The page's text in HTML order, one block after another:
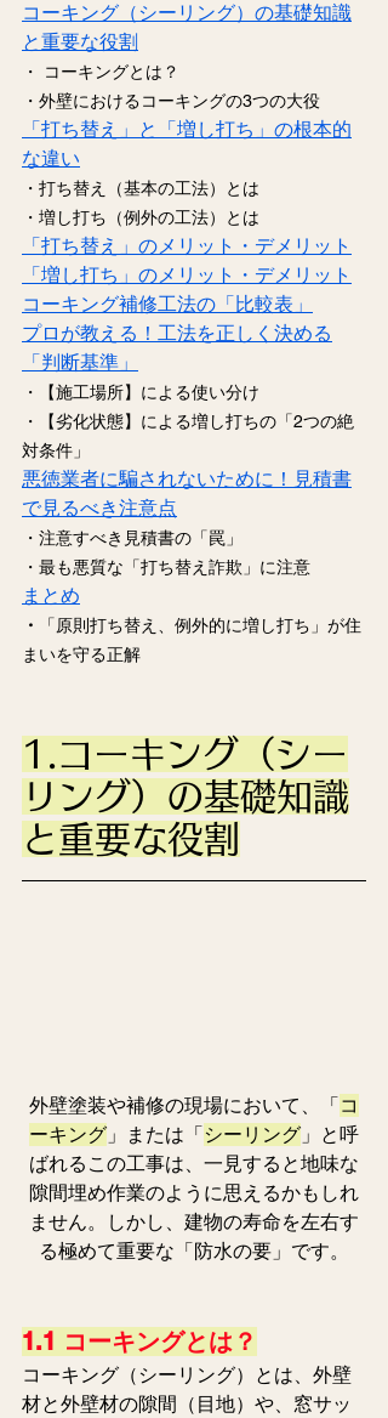
コーキング（シーリング）の基礎知識
と重要な役割
・ コーキングとは？
・外壁におけるコーキングの3つの大役
「打ち替え」と「増し打ち」の根本的
な違い
・打ち替え（基本の工法）とは
・増し打ち（例外の工法）とは
「打ち替え」のメリット・デメリット
「増し打ち」のメリット・デメリット
コーキング補修工法の「比較表」
プロが教える！工法を正しく決める
「判断基準」
・【施工場所】による使い分け
・【劣化状態】による増し打ちの「2つの絶
対条件」
悪徳業者に騙されないために！見積書
で見るべき注意点
・注意すべき見積書の「罠」
・最も悪質な「打ち替え詐欺」に注意
まとめ
・
「原則打ち替え、例外的に増し打ち」が住
まいを守る正解
1.コーキング（シー
リング）の基礎知識
と重要な役割
外壁塗装や補修の現場において、「コ
ーキング 」または「シーリング 」と呼
ばれるこの工事は、一見すると地味な
隙間埋め作業のように思えるかもしれ
ません。しかし、建物の寿命を左右す
る極めて重要な「防水の要」です。
1.1 コーキングとは？
コーキング（シーリング）とは、外壁
材と外壁材の隙間（目地）や、窓サッ